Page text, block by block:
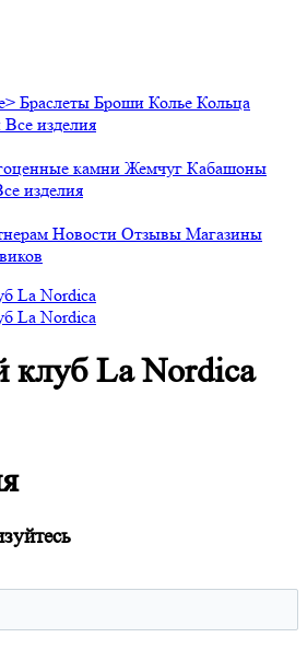
Браслеты Броши Колье Кольца
Все изделия
камни Жемчуг Кабашоны
изделия
Новости Отзывы Магазины
La Nordica